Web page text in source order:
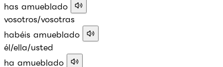
has amueblado
vosotros/vosotras
habéis amueblado
él/ella/usted
ha amueblado